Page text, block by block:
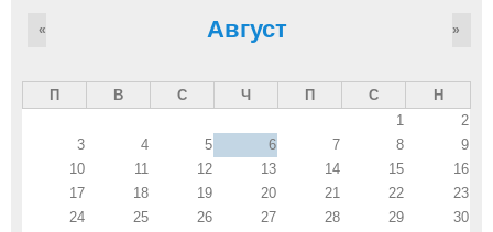
Август
« »
П В С Ч П С
Н
1
2
3
4 5 6 7 8
9
10
11 12 13 14 15
16
17
18 19 20 21 22
23
24
25 26 27 28 29
30